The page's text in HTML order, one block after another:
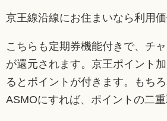
京王線沿線にお住まいなら利用価
こちらも定期券機能付きで、チ
が還元されます。京王ポイント
るとポイントが付きます。もち
ASMOにすれば、ポイントの二重